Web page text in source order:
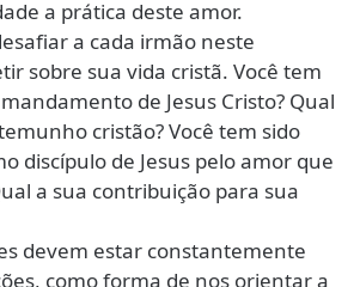
a prática deste amor.
a cada irmão neste
sobre sua vida cristã. Você tem
de Jesus Cristo? Qual
cristão? Você tem sido
discípulo de Jesus pelo amor que
a sua contribuição para sua
devem estar constantemente
como forma de nos orientar a